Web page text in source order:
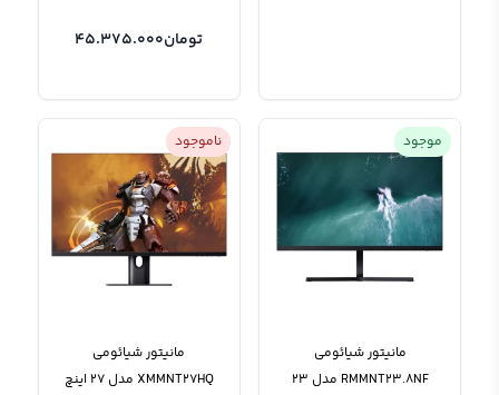
تومان45.375.000
موجود
مانیتور شیائومی
RMMNT23.8NF مدل 23
ناموجود
مانیتور شیائومی
XMMNT27HQ مدل 27 اینچ